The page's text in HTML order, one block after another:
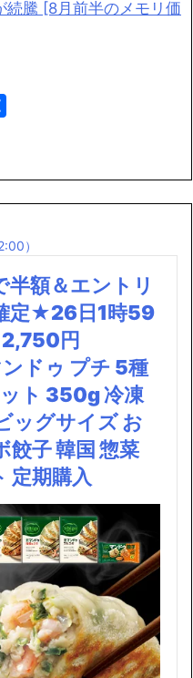
続騰 [8月前半のメモリ価
）
半額＆エントリ
定★26日1時59
円
ドゥ プチ 5種
ト 350g 冷凍
ッグサイズ お
餃子 韓国 惣菜
定期購入